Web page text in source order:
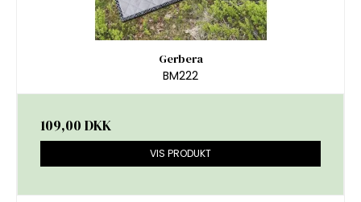
Gerbera
BM222
109,00 DKK
VIS PRODUKT